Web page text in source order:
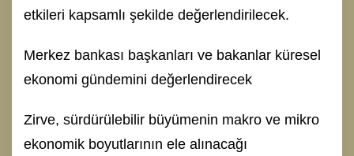
etkileri kapsamlı şekilde değerlendirilecek.
Merkez bankası başkanları ve bakanlar küresel
ekonomi gündemini değerlendirecek
Zirve, sürdürülebilir büyümenin makro ve mikro
ekonomik boyutlarının ele alınacağı